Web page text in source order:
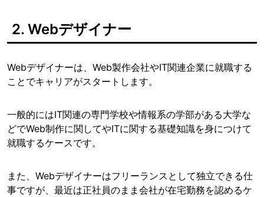
2. Webデザイナー
Webデザイナーは、Web製作会社やIT関連企業に就職する
ことでキャリアがスタートします。
一般的にはIT関連の専門学校や情報系の学部がある大学な
どでWeb制作に関してやITに関する基礎知識を身につけて
就職するケースです。
また、Webデザイナーはフリーランスとして独立できる仕
事ですが、最近は正社員のまま会社が在宅勤務を認めるケ